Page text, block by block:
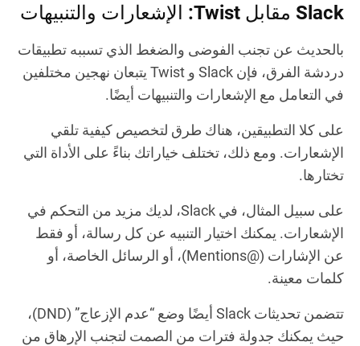
Slack مقابل Twist: الإشعارات والتنبيهات
بالحديث عن تجنب الفوضى والضغط الذي تسببه تطبيقات
دردشة الفرق، فإن Slack و Twist يتبعان نهجين مختلفين
في التعامل مع الإشعارات والتنبيهات أيضًا.
على كلا التطبيقين، هناك طرق لتخصيص كيفية تلقي
الإشعارات. ومع ذلك، تختلف خياراتك بناءً على الأداة التي
تختارها.
على سبيل المثال، في Slack، لديك مزيد من التحكم في
الإشعارات. يمكنك اختيار التنبيه عن كل رسالة، أو فقط
عن الإشارات (@Mentions)، أو الرسائل الخاصة، أو
كلمات معينة.
تتضمن تحديثات Slack أيضًا وضع “عدم الإزعاج” (DND)،
حيث يمكنك جدولة فترات من الصمت لتجنب الإرهاق من